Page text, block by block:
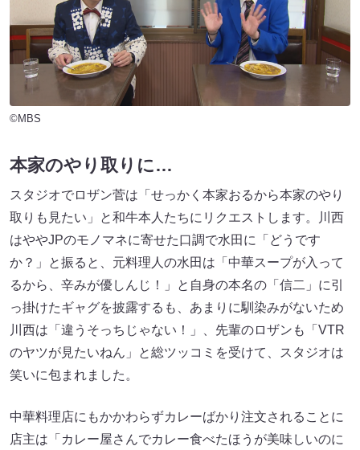
©MBS
本家のやり取りに…
スタジオでロザン菅は「せっかく本家おるから本家のやり
取りも見たい」と和牛本人たちにリクエストします。川西
はややJPのモノマネに寄せた口調で水田に「どうです
か？」と振ると、元料理人の水田は「中華スープが入って
るから、辛みが優しんじ！」と自身の本名の「信二」に引
っ掛けたギャグを披露するも、あまりに馴染みがないため
川西は「違うそっちじゃない！」、先輩のロザンも「VTR
のヤツが見たいねん」と総ツッコミを受けて、スタジオは
笑いに包まれました。
中華料理店にもかかわらずカレーばかり注文されることに
店主は「カレー屋さんでカレー食べたほうが美味しいのに